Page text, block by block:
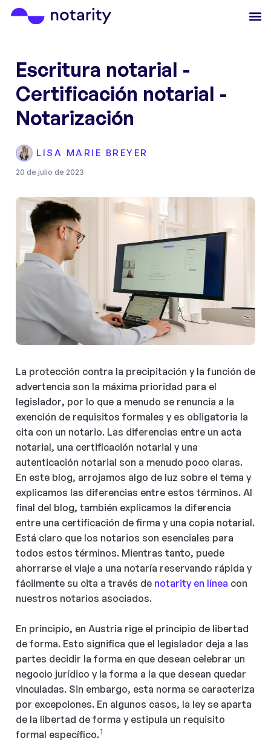
Escritura notarial -
Certificación notarial -
Notarización
LISA MARIE BREYER
20 de julio de 2023
La protección contra la precipitación y la función de
advertencia son la máxima prioridad para el
legislador, por lo que a menudo se renuncia a la
exención de requisitos formales y es obligatoria la
cita con un notario. Las diferencias entre un acta
notarial, una certificación notarial y una
autenticación notarial son a menudo poco claras.
En este blog, arrojamos algo de luz sobre el tema y
explicamos las diferencias entre estos términos. Al
final del blog, también explicamos la diferencia
entre una certificación de firma y una copia notarial.
Está claro que los notarios son esenciales para
todos estos términos. Mientras tanto, puede
ahorrarse el viaje a una notaría reservando rápida y
fácilmente su cita a través de notarity en línea con
nuestros notarios asociados.
En principio, en Austria rige el principio de libertad
de forma. Esto significa que el legislador deja a las
partes decidir la forma en que desean celebrar un
negocio jurídico y la forma a la que desean quedar
vinculadas. Sin embargo, esta norma se caracteriza
por excepciones. En algunos casos, la ley se aparta
de la libertad de forma y estipula un requisito
formal específico.1